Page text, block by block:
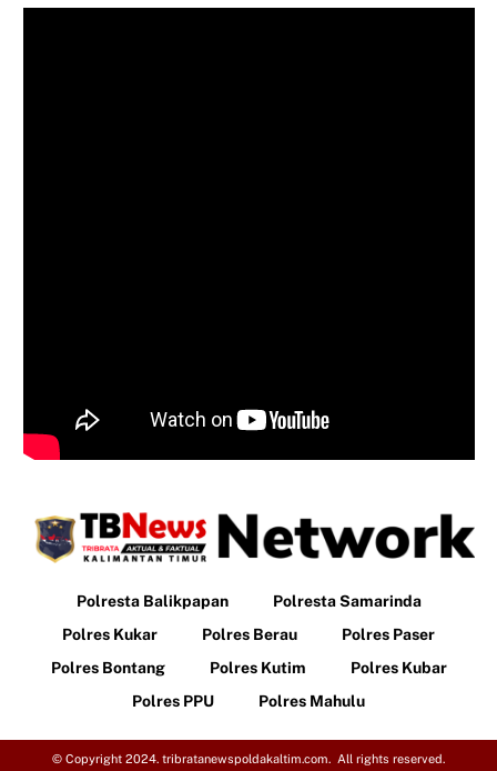
Polresta Balikpapan
Polresta Samarinda
Polres Kukar
Polres Berau
Polres Paser
Polres Bontang
Polres Kutim
Polres Kubar
Polres PPU
Polres Mahulu
© Copyright 2024. tribratanewspoldakaltim.com. All rights reserved.